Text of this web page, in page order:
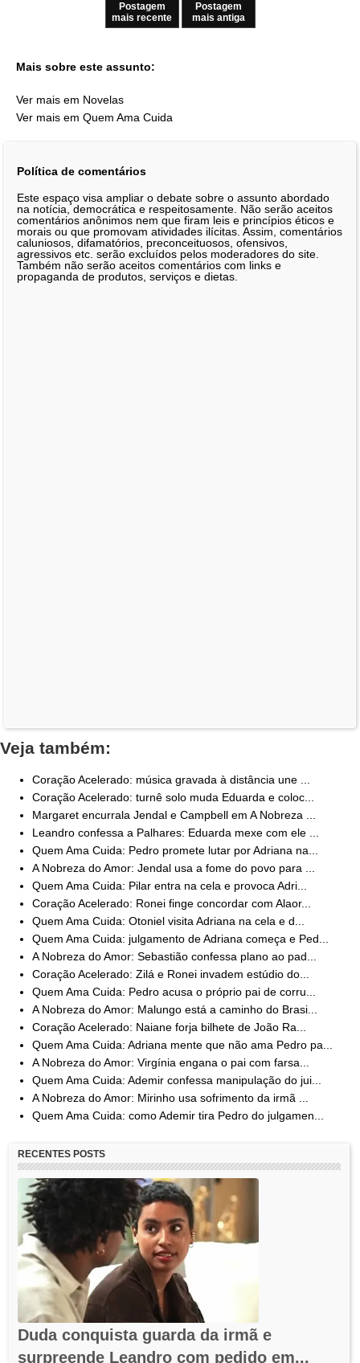
Postagem
mais recente
Postagem
mais antiga
Mais sobre este assunto:
Ver mais em Novelas
Ver mais em Quem Ama Cuida
Política de comentários
Este espaço visa ampliar o debate sobre o assunto abordado
na notícia, democrática e respeitosamente. Não serão aceitos
comentários anônimos nem que firam leis e princípios éticos e
morais ou que promovam atividades ilícitas. Assim, comentários
caluniosos, difamatórios, preconceituosos, ofensivos,
agressivos etc. serão excluídos pelos moderadores do site.
Também não serão aceitos comentários com links e
propaganda de produtos, serviços e dietas.
Veja também:
Coração Acelerado: música gravada à distância une ...
Coração Acelerado: turnê solo muda Eduarda e coloc...
Margaret encurrala Jendal e Campbell em A Nobreza ...
Leandro confessa a Palhares: Eduarda mexe com ele ...
Quem Ama Cuida: Pedro promete lutar por Adriana na...
A Nobreza do Amor: Jendal usa a fome do povo para ...
Quem Ama Cuida: Pilar entra na cela e provoca Adri...
Coração Acelerado: Ronei finge concordar com Alaor...
Quem Ama Cuida: Otoniel visita Adriana na cela e d...
Quem Ama Cuida: julgamento de Adriana começa e Ped...
A Nobreza do Amor: Sebastião confessa plano ao pad...
Coração Acelerado: Zilá e Ronei invadem estúdio do...
Quem Ama Cuida: Pedro acusa o próprio pai de corru...
A Nobreza do Amor: Malungo está a caminho do Brasi...
Coração Acelerado: Naiane forja bilhete de João Ra...
Quem Ama Cuida: Adriana mente que não ama Pedro pa...
A Nobreza do Amor: Virgínia engana o pai com farsa...
Quem Ama Cuida: Ademir confessa manipulação do jui...
A Nobreza do Amor: Mirinho usa sofrimento da irmã ...
Quem Ama Cuida: como Ademir tira Pedro do julgamen...
RECENTES POSTS
Duda conquista guarda da irmã e
surpreende Leandro com pedido em...